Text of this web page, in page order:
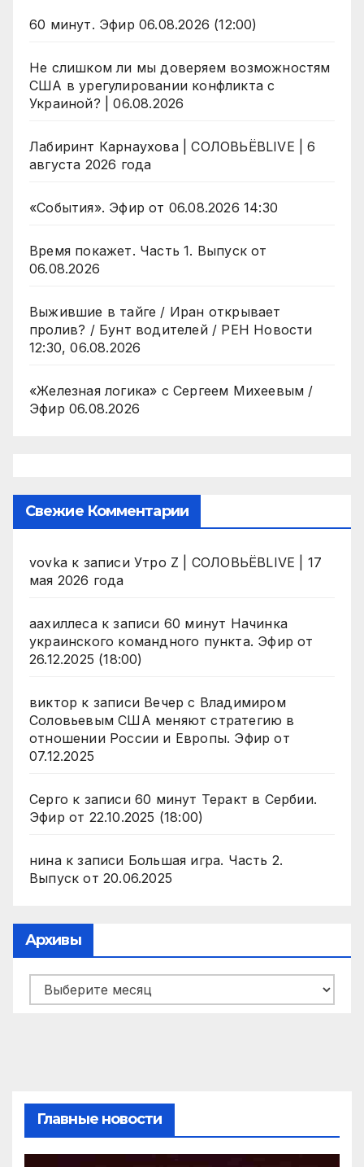
60 минут. Эфир 06.08.2026 (12:00)
Не слишком ли мы доверяем возможностям
США в урегулировании конфликта с
Украиной? | 06.08.2026
Лабиринт Карнаухова | СОЛОВЬЁВLIVE | 6
августа 2026 года
«События». Эфир от 06.08.2026 14:30
Время покажет. Часть 1. Выпуск от
06.08.2026
Выжившие в тайге / Иран открывает
пролив? / Бунт водителей / РЕН Новости
12:30, 06.08.2026
«Железная логика» с Сергеем Михеевым /
Эфир 06.08.2026
Свежие Комментарии
vovka к записи Утро Z | СОЛОВЬЁВLIVE | 17
мая 2026 года
аахиллесак записи 60 минут Начинка
украинского командного пункта. Эфир от
26.12.2025 (18:00)
виктор к записи Вечер с Владимиром
Соловьевым США меняют стратегию в
отношении России и Европы. Эфир от
07.12.2025
Серго к записи 60 минут Теракт в Сербии.
Эфир от 22.10.2025 (18:00)
нинак записи Большая игра. Часть 2.
Выпуск от 20.06.2025
Архивы
Архивы
Главные новости